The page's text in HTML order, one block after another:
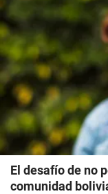
El desafío de no
comunidad